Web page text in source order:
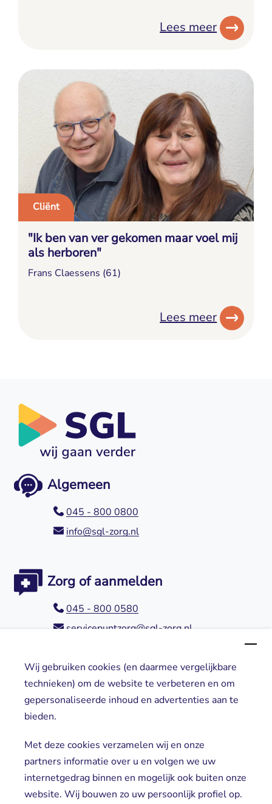
Wij gebruiken cookies (en daarmee vergelijkbare
technieken) om de website te verbeteren en om
gepersonaliseerde inhoud en advertenties aan te
bieden.
Met deze cookies verzamelen wij en onze
partners informatie over u en volgen we uw
internetgedrag binnen en mogelijk ook buiten onze
website. Wij bouwen zo uw persoonlijk profiel op.
Lees meer
Cliënt
"Ik ben van ver gekomen maar voel mij
als herboren"
Frans Claessens (61)
Lees meer
Algemeen
045 - 800 0800
info@sgl-zorg.nl
Zorg of aanmelden
045 - 800 0580
servicepuntzorg@sgl-zorg.nl
Direct naar
Locaties
Vrijwilligers